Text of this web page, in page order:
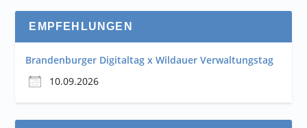
EMPFEHLUNGEN
Brandenburger Digitaltag x Wildauer Verwaltungstag
10.09.2026